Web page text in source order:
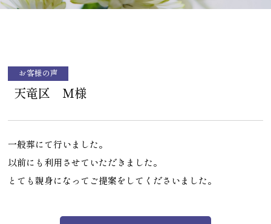
天竜区 M様
お客様の声
一般葬にて行いました。
以前にも利用させていただきました。
とても親身になってご提案をしてくださいました。